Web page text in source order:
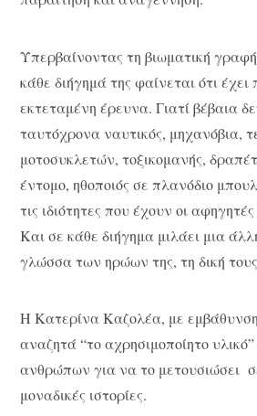
Υπερβαίνοντας τη βιωματική
κάθε διήγημά της φαίνεται ότι
εκτεταμένη έρευνα. Γιατί βέβαια
ταυτόχρονα ναυτικός, μηχανόβια,
μοτοσυκλετών, τοξικομανής,
έντομο, ηθοποιός σε πλανόδιο
τις ιδιότητες που έχουν οι
Και σε κάθε διήγημα μιλάει μια
γλώσσα των ηρώων της, τη δική
Η Κατερίνα Καζολέα, με
αναζητά “το αχρησιμοποίητο
ανθρώπων για να το μετουσιώσει
μοναδικές ιστορίες.